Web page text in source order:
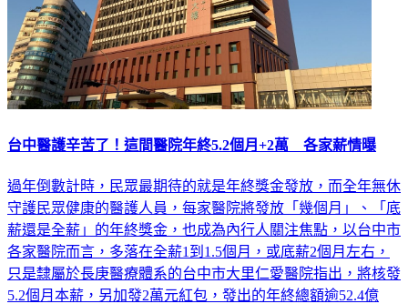
台中醫護辛苦了！這間醫院年終5.2個月+2萬 各家薪情曝
過年倒數計時，民眾最期待的就是年終獎金發放，而全年無休
守護民眾健康的醫護人員，每家醫院將發放「幾個月」、「底
薪還是全薪」的年終獎金，也成為內行人關注焦點，以台中市
各家醫院而言，多落在全薪1到1.5個月，或底薪2個月左右，
只是隸屬於長庚醫療體系的台中市大里仁愛醫院指出，將核發
5.2個月本薪，另加發2萬元紅包，發出的年終總額逾52.4億